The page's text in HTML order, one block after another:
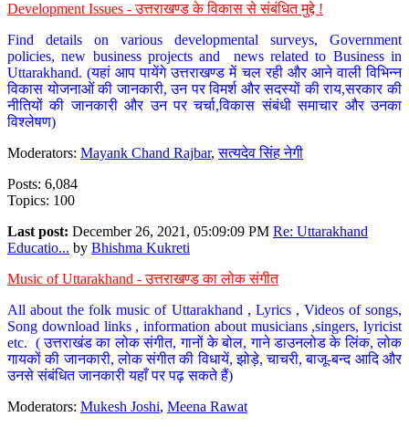
Development Issues - उत्तराखण्ड के विकास से संबंधित मुद्दे !
Find details on various developmental surveys, Government
policies, new business projects and news related to Business in
Uttarakhand. (यहां आप पायेंगे उत्तराखण्ड में चल रही और आने वाली विभिन्न
विकास योजनाओं की जानकारी, उन पर विमर्श और सदस्यों की राय,सरकार की
नीतियों की जानकारी और उन पर चर्चा,विकास संबंधी समाचार और उनका
विश्लेषण)
Moderators: Mayank Chand Rajbar,सत्यदेव सिंह नेगी
Posts: 6,084
Topics: 100
Last post: December 26, 2021, 05:09:09 PM Re: Uttarakhand
Educatio... by Bhishma Kukreti
Music of Uttarakhand - उत्तराखण्ड का लोक संगीत
All about the folk music of Uttarakhand , Lyrics , Videos of songs,
Song download links , information about musicians ,singers, lyricist
etc. ( उत्तराखंड का लोक संगीत, गानों के बोल, गाने डाउनलोड के लिंक, लोक
गायकों की जानकारी, लोक संगीत की विधायें, झोड़े, चाचरी, बाजू-बन्द आदि और
उनसे संबंधित जानकारी यहाँ पर पढ़ सकते हैं)
Moderators: Mukesh Joshi, Meena Rawat